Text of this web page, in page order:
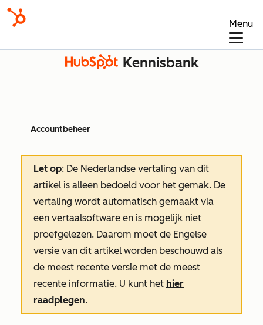
Menu
Kennisbank
Accountbeheer
Let op: De Nederlandse vertaling van dit
artikel is alleen bedoeld voor het gemak. De
vertaling wordt automatisch gemaakt via
een vertaalsoftware en is mogelijk niet
proefgelezen. Daarom moet de Engelse
versie van dit artikel worden beschouwd als
de meest recente versie met de meest
recente informatie. U kunt het hier
raadplegen.